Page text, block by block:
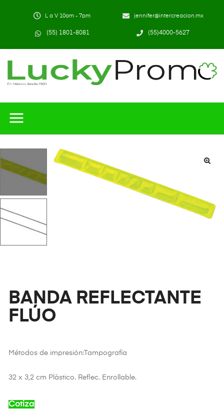
L a V 10am - 7pm jennifer@intercreacion.mx
(55) 1801-8081 (55)4000-5627
BANDA REFLECTANTE
FLÚO
Métodos de impresión:Tampografía
32 x 3,2 cm Plástico. Reflec. Enrollable.
Cotiza